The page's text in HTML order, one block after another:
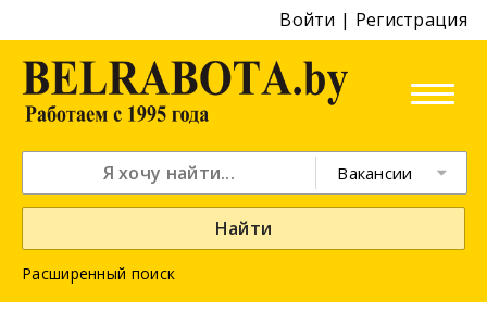
Войти | Регистрация
Вакансии
Найти
Расширенный поиск